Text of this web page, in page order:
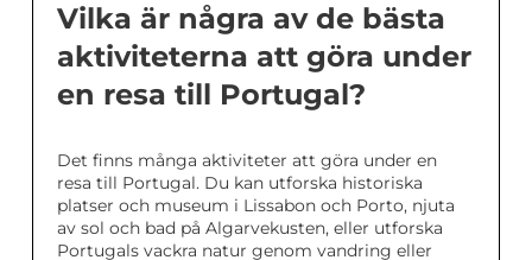
Vilka är några av de bästa
aktiviteterna att göra under
en resa till Portugal?
Det finns många aktiviteter att göra under en
resa till Portugal. Du kan utforska historiska
platser och museum i Lissabon och Porto, njuta
av sol och bad på Algarvekusten, eller utforska
Portugals vackra natur genom vandring eller